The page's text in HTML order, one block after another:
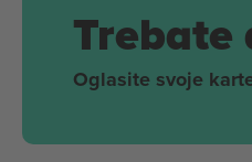
Trebate
Oglasite svoje